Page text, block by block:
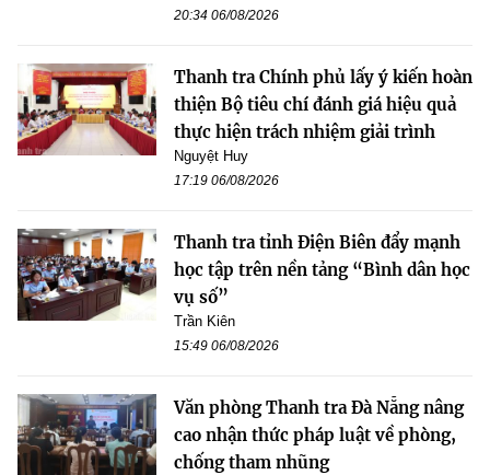
20:34 06/08/2026
Thanh tra Chính phủ lấy ý kiến hoàn
thiện Bộ tiêu chí đánh giá hiệu quả
thực hiện trách nhiệm giải trình
Nguyệt Huy
17:19 06/08/2026
Thanh tra tỉnh Điện Biên đẩy mạnh
học tập trên nền tảng “Bình dân học
vụ số”
Trần Kiên
15:49 06/08/2026
Văn phòng Thanh tra Đà Nẵng nâng
cao nhận thức pháp luật về phòng,
chống tham nhũng